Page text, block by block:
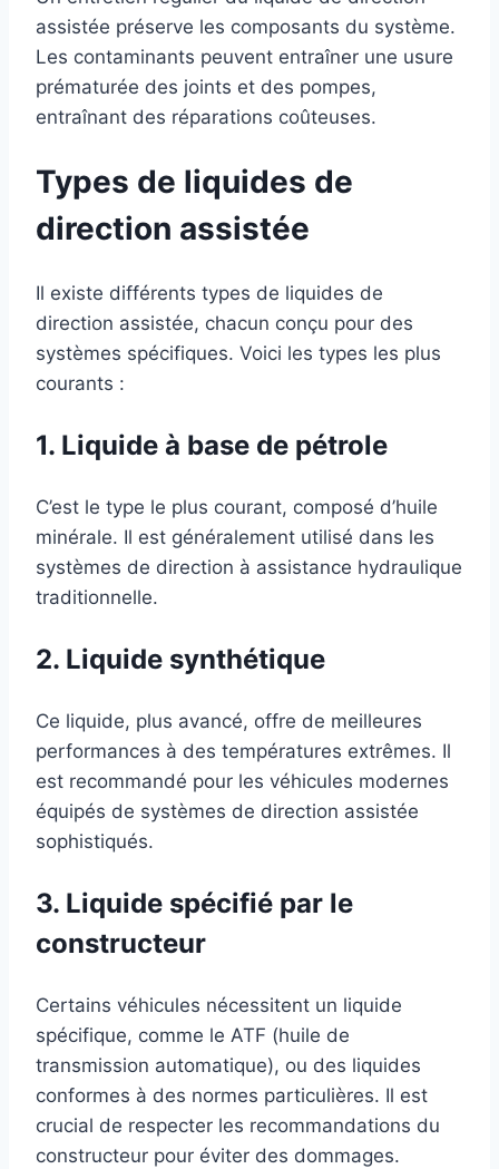
assistée préserve les composants du système.
Les contaminants peuvent entraîner une usure
prématurée des joints et des pompes,
entraînant des réparations coûteuses.
Types de liquides de
direction assistée
Il existe différents types de liquides de
direction assistée, chacun conçu pour des
systèmes spécifiques. Voici les types les plus
courants :
1. Liquide à base de pétrole
C’est le type le plus courant, composé d’huile
minérale. Il est généralement utilisé dans les
systèmes de direction à assistance hydraulique
traditionnelle.
2. Liquide synthétique
Ce liquide, plus avancé, offre de meilleures
performances à des températures extrêmes. Il
est recommandé pour les véhicules modernes
équipés de systèmes de direction assistée
sophistiqués.
3. Liquide spécifié par le
constructeur
Certains véhicules nécessitent un liquide
spécifique, comme le ATF (huile de
transmission automatique), ou des liquides
conformes à des normes particulières. Il est
crucial de respecter les recommandations du
constructeur pour éviter des dommages.